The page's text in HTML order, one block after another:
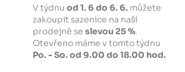
V týdnuod 1. 6 do 6. 6. můžete
zakoupit sazenice na naší
prodejně seslevou 25 %.
Otevřeno máme v tomto týdnu
Po. - So. od 9.00 do 18.00 hod.